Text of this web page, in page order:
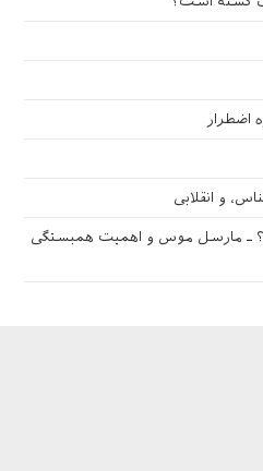
و انقلابی
ـ مارسل موس و اهمیت همبستگی